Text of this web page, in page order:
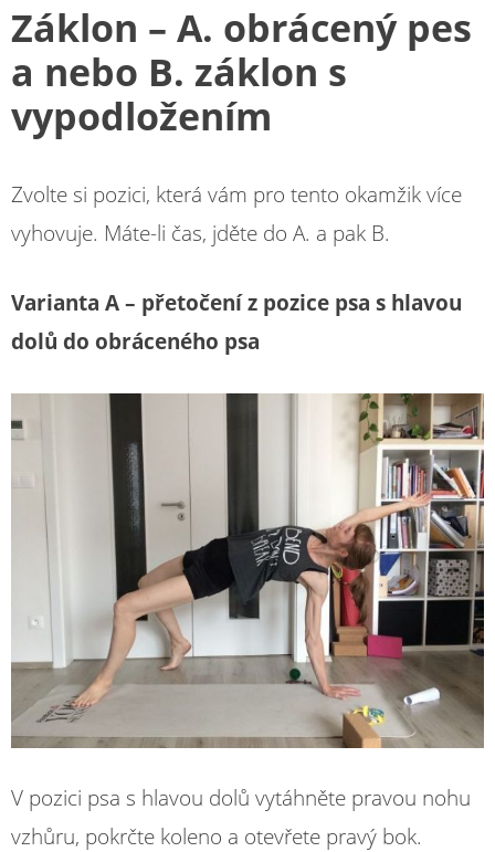
Záklon – A. obrácený pes
a nebo B. záklon s
vypodložením
Zvolte si pozici, která vám pro tento okamžik více
vyhovuje. Máte-li čas, jděte do A. a pak B.
Varianta A – přetočení z pozice psa s hlavou
dolů do obráceného psa
V pozici psa s hlavou dolů vytáhněte pravou nohu
vzhůru, pokrčte koleno a otevřete pravý bok.